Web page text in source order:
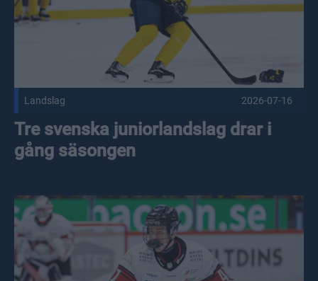
Landslag 2026-07-16
Tre svenska juniorlandslag drar i
gång säsongen
Isac Pagels efter SHL-debuten: "Nu handlar det om att